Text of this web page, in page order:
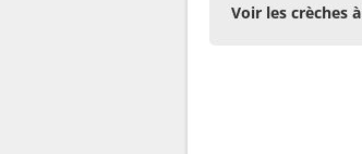
Voir les crèches